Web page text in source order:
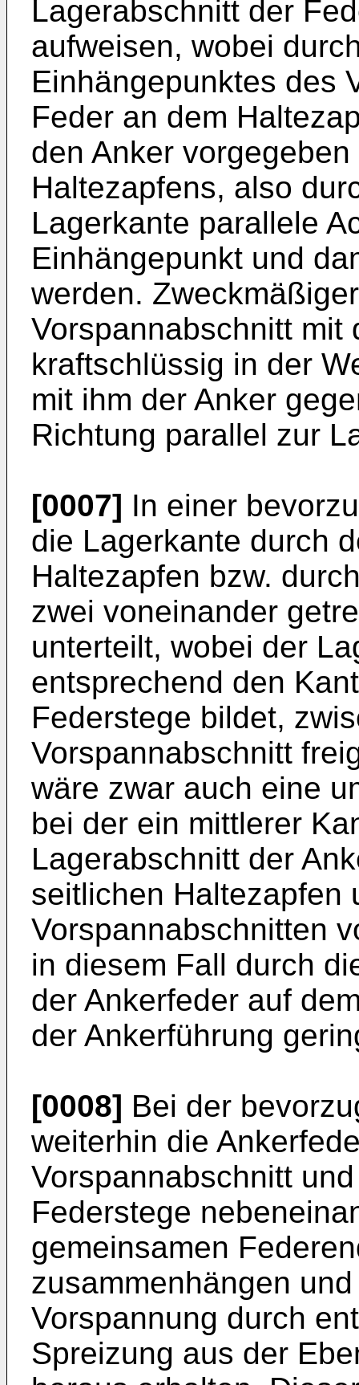
Lagerabschnitt der
aufweisen, wobei
Einhängepunktes des
Feder an dem
den Anker
Haltezapfens, also
Lagerkante parallele
Einhängepunkt und
werden.
Vorspannabschnitt mit
kraftschlüssig in der
mit ihm der Anker
Richtung parallel zur
[0007] In einer
die Lagerkante durch
Haltezapfen bzw.
zwei voneinander
unterteilt, wobei der
entsprechend den
Federstege bildet,
Vorspannabschnitt
wäre zwar auch eine
bei der ein mittlerer
Lagerabschnitt der
seitlichen Haltezapfen
Vorspannabschnitten
in diesem Fall durch
der Ankerfeder auf
der Ankerführung
[0008] Bei der
weiterhin die
Vorspannabschnitt
Federstege
gemeinsamen
zusammenhängen
Vorspannung durch
Spreizung aus der